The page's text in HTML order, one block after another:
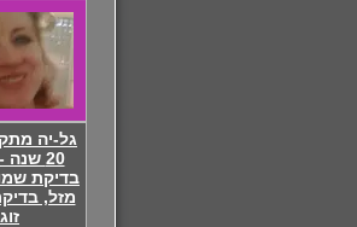
גל-יה
20
בדיקת
מזל,